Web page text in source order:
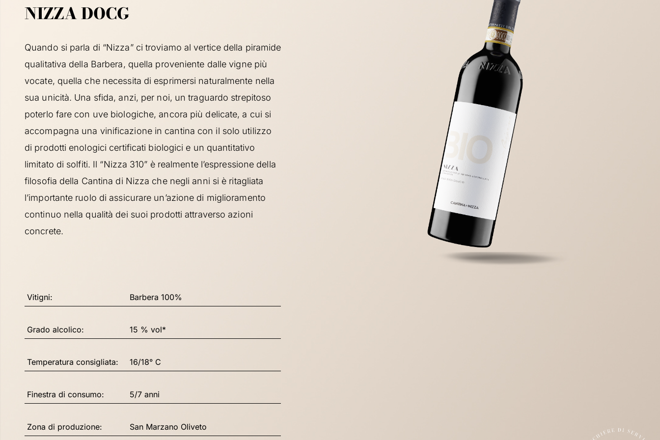
NIZZA DOCG
Quando si parla di “Nizza” ci troviamo al vertice della piramide
qualitativa della Barbera, quella proveniente dalle vigne più
vocate, quella che necessita di esprimersi naturalmente nella
sua unicità. Una sfida, anzi, per noi, un traguardo strepitoso
poterlo fare con uve biologiche, ancora più delicate, a cui si
accompagna una vinificazione in cantina con il solo utilizzo
di prodotti enologici certificati biologici e un quantitativo
limitato di solfiti. Il “Nizza 310” è realmente l’espressione della
filosofia della Cantina di Nizza che negli anni si è ritagliata
l’importante ruolo di assicurare un’azione di miglioramento
continuo nella qualità dei suoi prodotti attraverso azioni
concrete.
Vitigni: Barbera 100%
Grado alcolico: 15 % vol*
Temperatura consigliata: 16/18° C
Finestra di consumo: 5/7 anni
Zona di produzione: San Marzano Oliveto